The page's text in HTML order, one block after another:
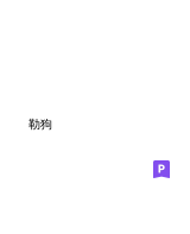
勒狗